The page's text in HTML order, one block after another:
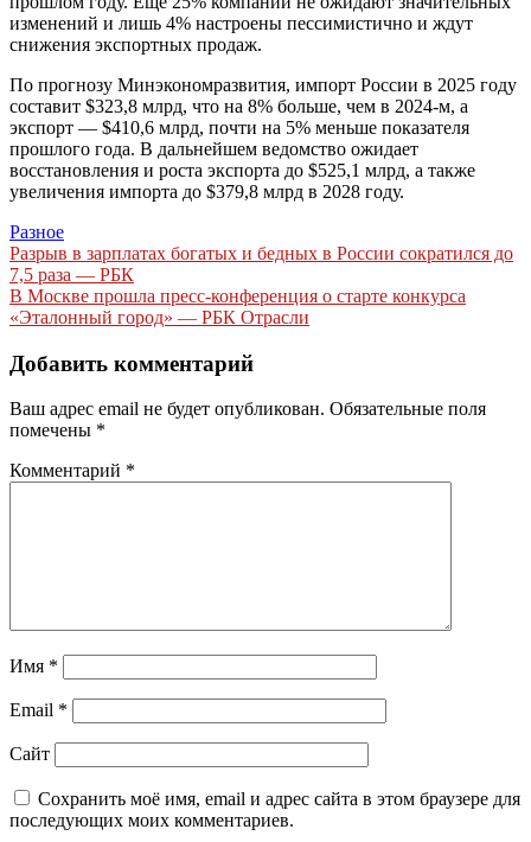
изменений и лишь 4% настроены пессимистично и ждут
снижения экспортных продаж.
По прогнозу Минэкономразвития, импорт России в 2025 году
составит $323,8 млрд, что на 8% больше, чем в 2024-м, а
экспорт — $410,6 млрд, почти на 5% меньше показателя
прошлого года. В дальнейшем ведомство ожидает
восстановления и роста экспорта до $525,1 млрд, а также
увеличения импорта до $379,8 млрд в 2028 году.
Разное
Навигация
по
записям
Разрыв в зарплатах богатых и бедных в России сократился до
7,5 раза — РБК
В Москве прошла пресс-конференция о старте конкурса
«Эталонный город» — РБК Отрасли
Добавить комментарий
Ваш адрес email не будет опубликован. Обязательные поля
помечены *
Комментарий *
Имя *
Email *
Сайт
Сохранить моё имя, email и адрес сайта в этом браузере для
последующих моих комментариев.